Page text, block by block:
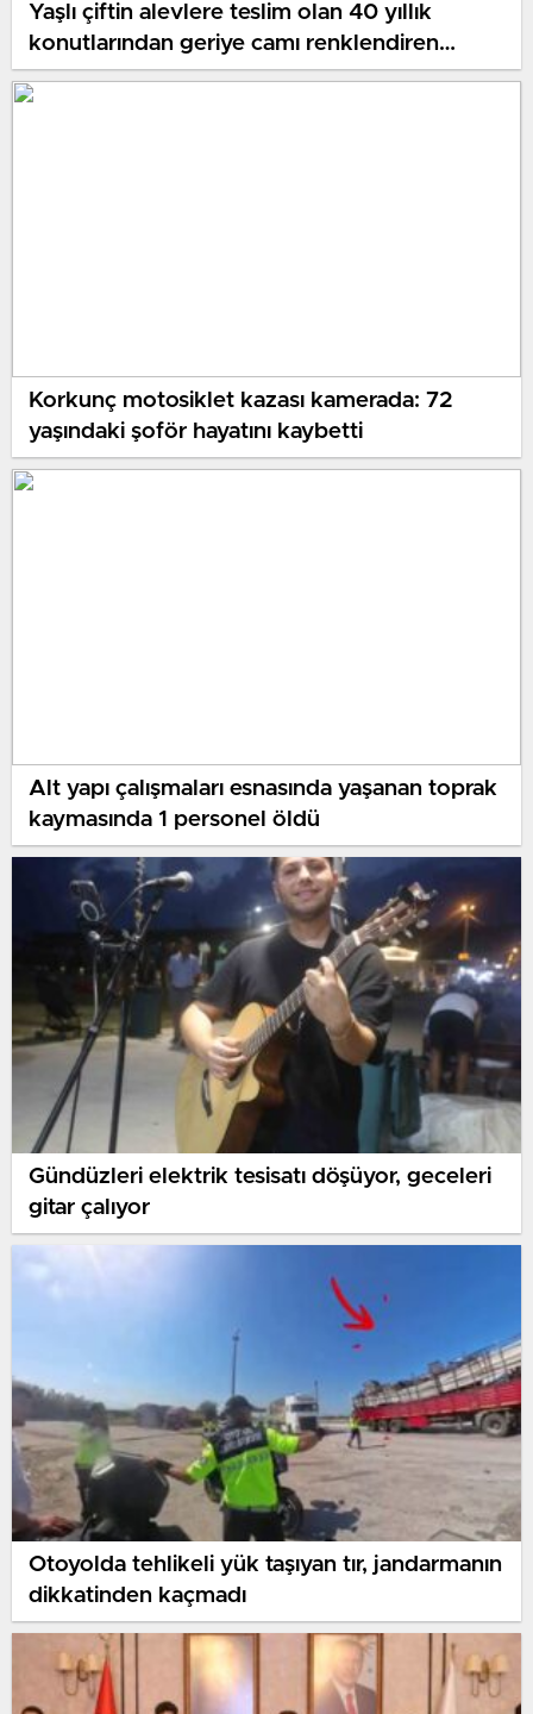
Yaşlı çiftin alevlere teslim olan 40 yıllık
konutlarından geriye camı renklendiren
çiçekleri kaldı
Korkunç motosiklet kazası kamerada: 72
yaşındaki şoför hayatını kaybetti
Alt yapı çalışmaları esnasında yaşanan toprak
kaymasında 1 personel öldü
Gündüzleri elektrik tesisatı döşüyor, geceleri
gitar çalıyor
Otoyolda tehlikeli yük taşıyan tır, jandarmanın
dikkatinden kaçmadı